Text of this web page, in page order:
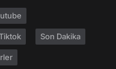
Son Dakika